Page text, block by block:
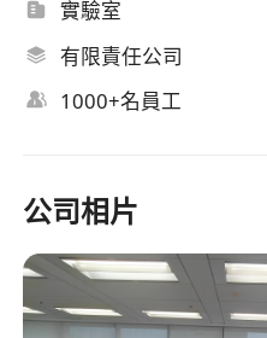
實驗室
有限責任公司
1000+名員工
公司相片